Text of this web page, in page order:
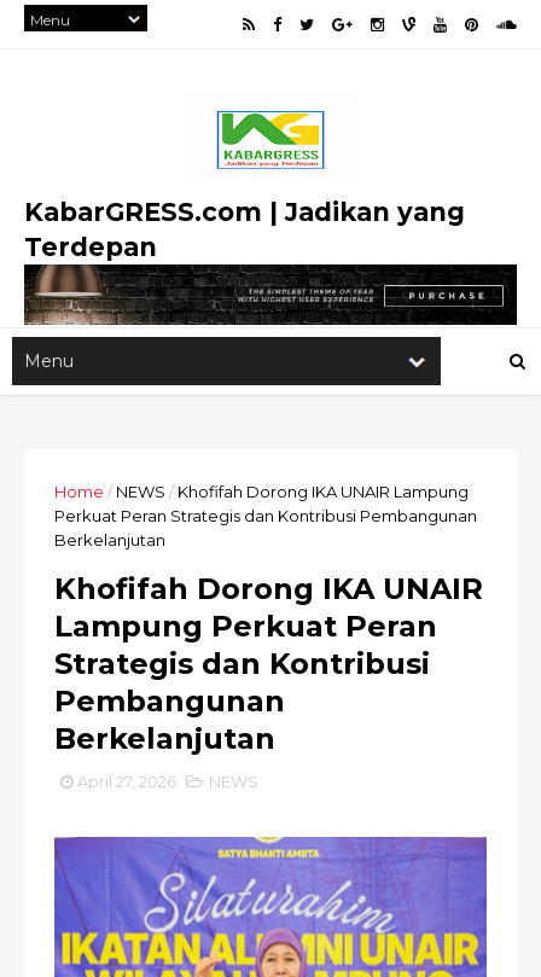
KabarGRESS.com | Jadikan yang
Terdepan
Home / NEWS / Khofifah Dorong IKA UNAIR Lampung
Perkuat Peran Strategis dan Kontribusi Pembangunan
Berkelanjutan
Khofifah Dorong IKA UNAIR
Lampung Perkuat Peran
Strategis dan Kontribusi
Pembangunan
Berkelanjutan
April 27, 2026 NEWS